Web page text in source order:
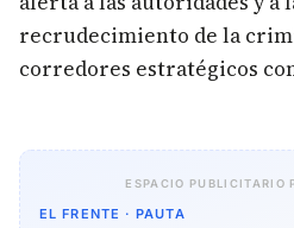
recrudecimiento de la
corredores estratégicos
ESPACIO PUBLICITARIO
EL FRENTE · PAUTA